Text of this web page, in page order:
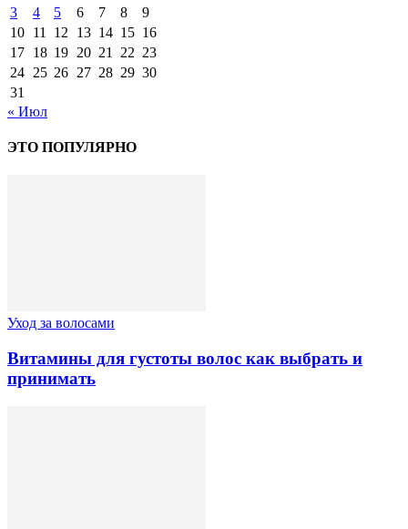
3
4 5 6 7 8
9
10 11 12 13 14 15 16
17 18 19 20 21 22 23
24 25 26 27 28 29 30
31
« Июл
ЭТО ПОПУЛЯРНО
Уход за волосами
Витамины для густоты волос как выбрать и
принимать